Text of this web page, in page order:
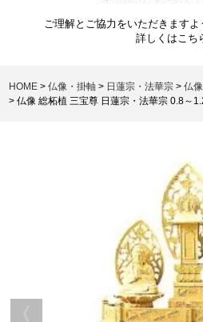
ご理解とご協力をいただきますよ
詳しくはこち
HOME 仏像・掛軸 日蓮宗・法華宗
仏像
仏像 総柘植 三宝尊 日蓮宗・法華宗 0.8～